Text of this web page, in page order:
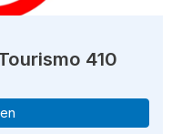
410